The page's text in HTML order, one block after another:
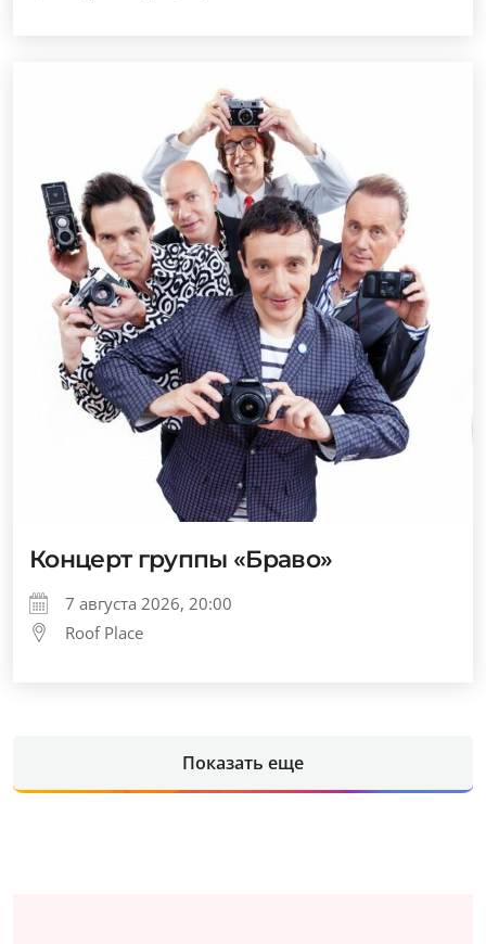
Концерт группы «Браво»
7 августа 2026, 20:00
Roof Place
Показать еще